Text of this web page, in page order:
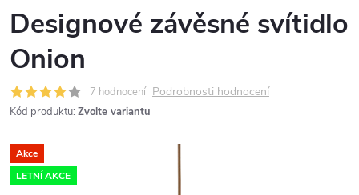
Designové závěsné svítidlo
Onion
7 hodnocení Podrobnosti hodnocení
Kód produktu: Zvolte variantu
Akce
LETNÍ AKCE